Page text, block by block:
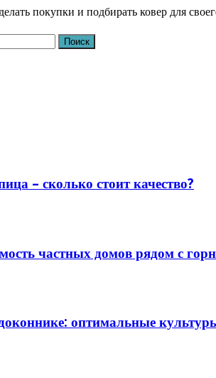
покупки и подбирать ковер для
– сколько стоит качество?
частных домов рядом с
оптимальные